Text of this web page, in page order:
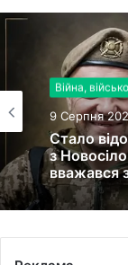
Війна, військо
9 Серпня
Стало
з
вважався